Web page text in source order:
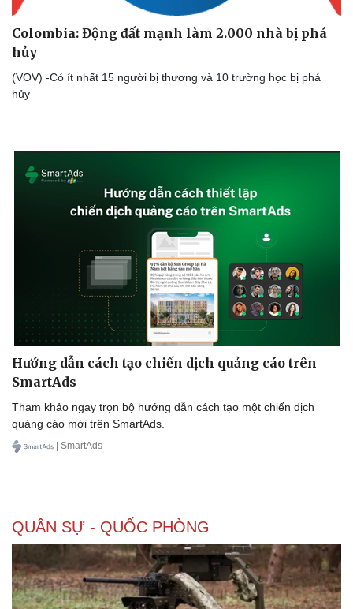
Doanh nghiệp
Thông tin doanh nghiệp
Công nghệ
Colombia: Động đất mạnh làm 2.000 nhà bị phá
hủy
(VOV) -Có ít nhất 15 người bị thương và 10 trường học bị phá
hủy
Hướng dẫn cách tạo chiến dịch quảng cáo trên
SmartAds
Tham khảo ngay trọn bộ hướng dẫn cách tạo một chiến dịch
quảng cáo mới trên SmartAds.
| SmartAds
QUÂN SỰ - QUỐC PHÒNG